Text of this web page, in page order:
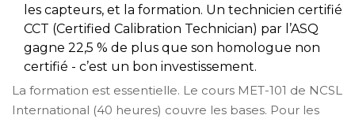
les capteurs, et la formation. Un technicien certifié
CCT (Certified Calibration Technician) par l’ASQ
gagne 22,5 % de plus que son homologue non
certifié - c’est un bon investissement.
La formation est essentielle. Le cours MET-101 de NCSL
International (40 heures) couvre les bases. Pour les